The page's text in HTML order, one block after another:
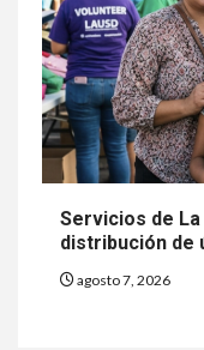
Servicios de
distribución de
agosto 7, 2026